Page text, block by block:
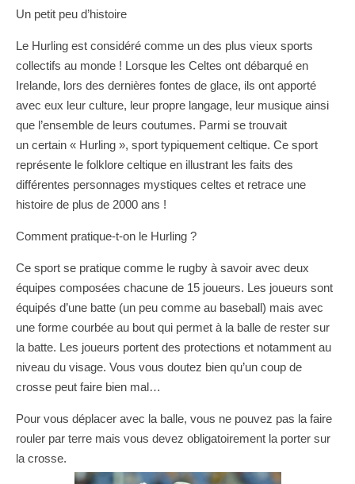
Un petit peu d’histoire
Le Hurling est considéré comme un des plus vieux sports
collectifs au monde ! Lorsque les Celtes ont débarqué en
Irelande, lors des dernières fontes de glace, ils ont apporté
avec eux leur culture, leur propre langage, leur musique ainsi
que l’ensemble de leurs coutumes. Parmi se trouvait
un certain « Hurling », sport typiquement celtique. Ce sport
représente le folklore celtique en illustrant les faits des
différentes personnages mystiques celtes et retrace une
histoire de plus de 2000 ans !
Comment pratique-t-on le Hurling ?
Ce sport se pratique comme le rugby à savoir avec deux
équipes composées chacune de 15 joueurs. Les joueurs sont
équipés d’une batte (un peu comme au baseball) mais avec
une forme courbée au bout qui permet à la balle de rester sur
la batte. Les joueurs portent des protections et notamment au
niveau du visage. Vous vous doutez bien qu’un coup de
crosse peut faire bien mal…
Pour vous déplacer avec la balle, vous ne pouvez pas la faire
rouler par terre mais vous devez obligatoirement la porter sur
la crosse.